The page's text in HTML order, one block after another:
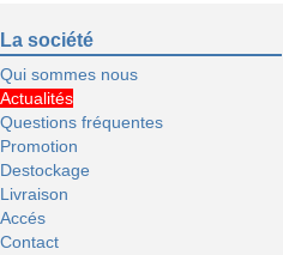
La société
Qui sommes nous
Actualités
Questions fréquentes
Promotion
Destockage
Livraison
Accés
Contact